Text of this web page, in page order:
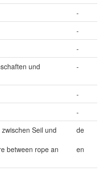
-
-
-
und
-
-
-
Seil und
de
between rope an
en